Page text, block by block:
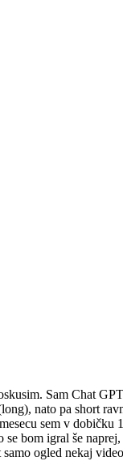
Sam Chat
nato pa short
sem v dobičku
bom igral še
ogled nekaj